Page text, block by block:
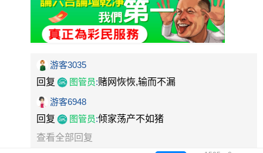
游客3035
回复
图管员:赌网恢恢,输而不漏
游客6948
回复
图管员:倾家荡产不如猪
查看全部回复